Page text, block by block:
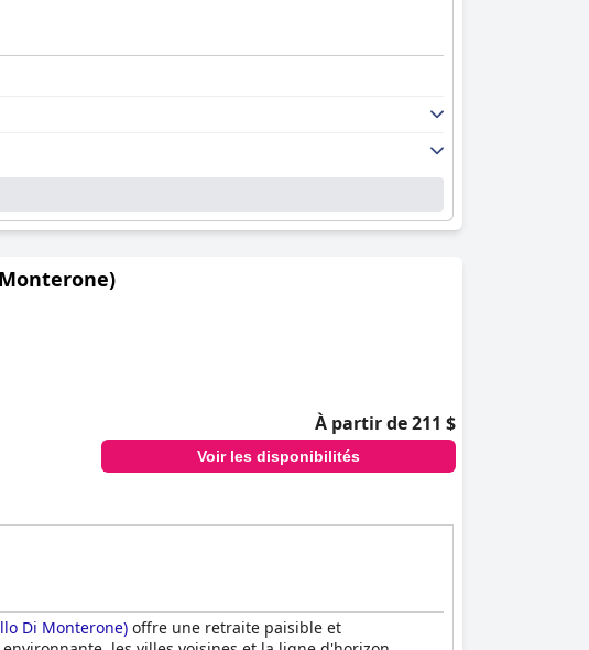
À partir de 211 $
Voir les disponibilités
Di Monterone) offre une retraite paisible et